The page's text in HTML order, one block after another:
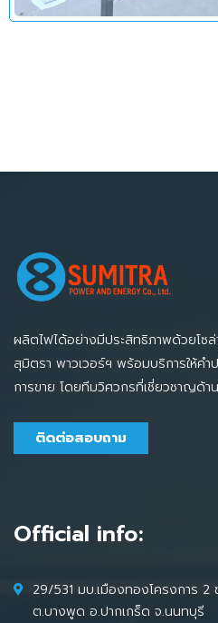
ผลิตไฟได้อย่างมีประสิทธิภาพด้วยโซล่
สุมิตรา พาวเวอร์ฯ พร้อมบริการให้
การขาย โดยทีมวิศวกรที่เชี่ยวชาญด้
ติดต่อสอบถาม
Official info:
29/531 มบ.เมืองทองโครงการ
ต.บางพูด อ.ปากเกร็ด จ.นนทบุรี